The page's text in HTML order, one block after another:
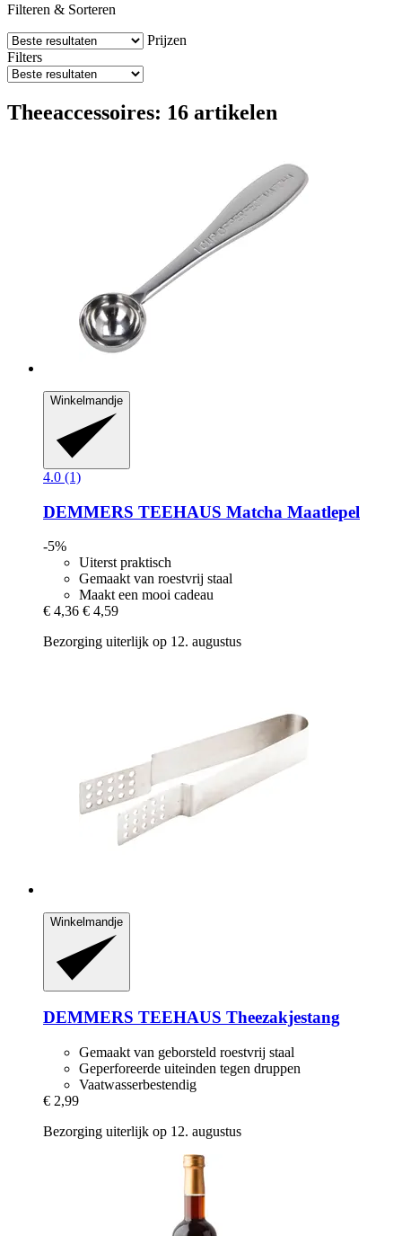
Filteren & Sorteren
Prijzen
Filters
Theeaccessoires: 16 artikelen
Winkelmandje
4.0 (1)
DEMMERS TEEHAUS Matcha Maatlepel
-5%
Uiterst praktisch
Gemaakt van roestvrij staal
Maakt een mooi cadeau
€ 4,36 € 4,59
Bezorging uiterlijk op 12. augustus
Winkelmandje
DEMMERS TEEHAUS Theezakjestang
Gemaakt van geborsteld roestvrij staal
Geperforeerde uiteinden tegen druppen
Vaatwasserbestendig
€ 2,99
Bezorging uiterlijk op 12. augustus